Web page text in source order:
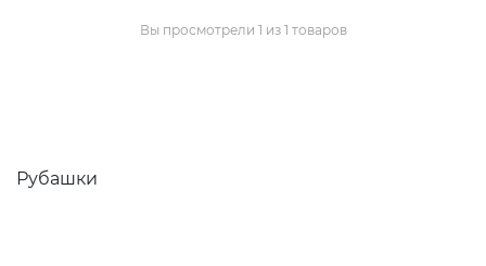
Вы просмотрели 1 из 1 товаров
Рубашки